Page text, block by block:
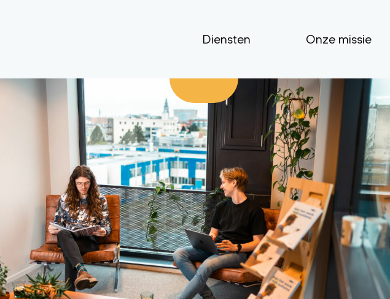
Diensten Onze missie